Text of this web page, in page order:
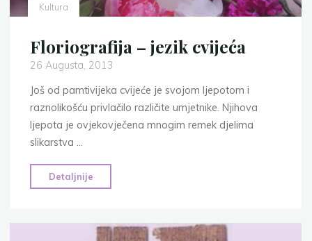
Kultura
Floriografija – jezik cvijeća
26 Augusta, 2013
Još od pamtivijeka cvijeće je svojom ljepotom i
raznolikošću privlačilo različite umjetnike. Njihova
ljepota je ovjekovječena mnogim remek djelima
slikarstva …
Detaljnije
–
cvijeća"